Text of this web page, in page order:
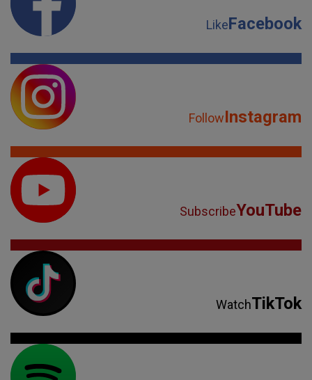
LikeFacebook
FollowInstagram
SubscribeYouTube
WatchTikTok